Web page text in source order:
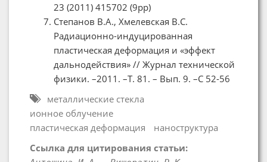
23 (2011) 415702 (9pp)
Степанов В.А., Хмелевская В.С.
Радиационно-индуцированная
пластическая деформация и «эффект
дальнодействия» // Журнал технической
физики. –2011. –Т. 81. – Вып. 9. –С 52-56
металлические стекла
ионное облучение
пластическая деформация
наноструктура
Ссылка для цитирования статьи: